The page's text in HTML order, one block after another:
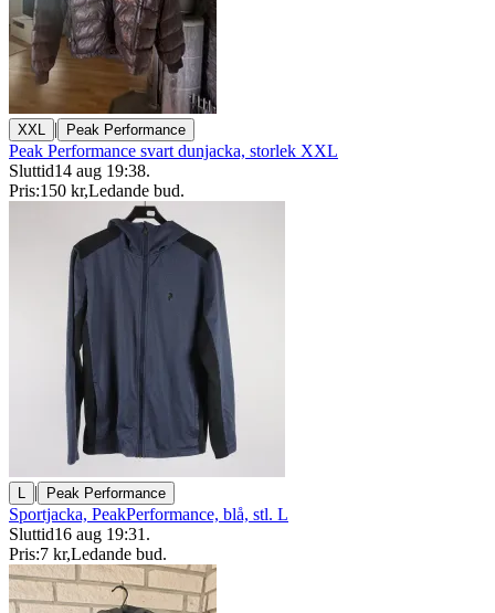
XXL | Peak Performance
Peak Performance svart dunjacka, storlek XXL
Sluttid14 aug 19:38.
Pris:150 kr,Ledande bud.
L | Peak Performance
Sportjacka, PeakPerformance, blå, stl. L
Sluttid16 aug 19:31 .
Pris:7 kr,Ledande bud.